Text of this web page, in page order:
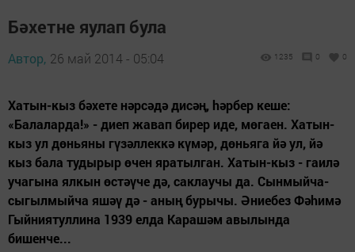
Бәхетне яулап була
Автор, 26 май 2014 - 05:04 1235 0 0
Хатын-кыз бәхете нәрсәдә дисәң, hәрбер кеше:
«Балаларда!» - диеп жавап бирер иде, мөгаен. Хатын-
кыз ул дөньяны гүзәллеккә күмәр, дөньяга йә ул, йә
кыз бала тудырыр өчен яратылган. Хатын-кыз - гаилә
учагына ялкын өстәүче дә, саклау­чы да. Сынмыйча-
сыгылмыйча яшәү дә - аның бурычы. Әниебез Фә­hимә
Гыйниятуллина 1939 елда Карашәм авылында
бишенче...